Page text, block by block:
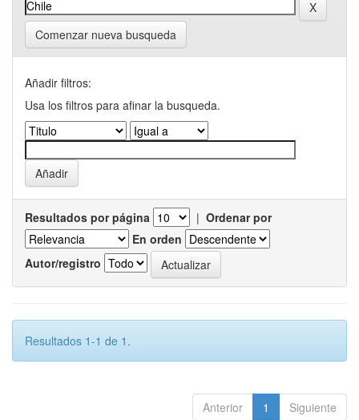
Comenzar nueva busqueda
Añadir filtros:
Usa los filtros para afinar la busqueda.
Resultados por página | Ordenar por
En orden
Autor/registro
Resultados 1-1 de 1.
Anterior 1 Siguiente